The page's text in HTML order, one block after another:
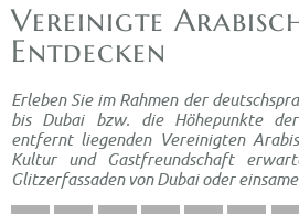
Vereinigte
Entdecken
Erleben Sie im Rahmen der
bis Dubai bzw. die Höhepunkte
entfernt liegenden Vereinigten
Kultur und Gastfreundschaft
Glitzerfassaden von Dubai oder